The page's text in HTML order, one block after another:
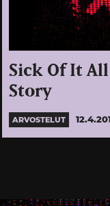
Sick Of It All
Story
ARVOSTELUT